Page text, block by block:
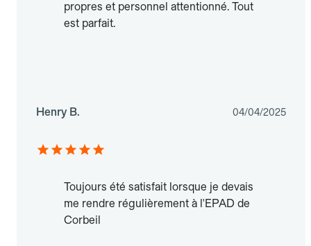
propres et personnel attentionné. Tout
est parfait.
Henry B. 04/04/2025
Toujours été satisfait lorsque je devais
me rendre régulièrement à l'EPAD de
Corbeil